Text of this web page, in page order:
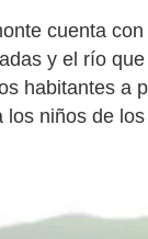
cuenta
y el río
habitantes a
niños de